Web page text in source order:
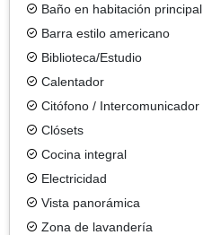
Baño en habitación principal
Barra estilo americano
Biblioteca/Estudio
Calentador
Citófono / Intercomunicador
Clósets
Cocina integral
Electricidad
Vista panorámica
Zona de lavandería